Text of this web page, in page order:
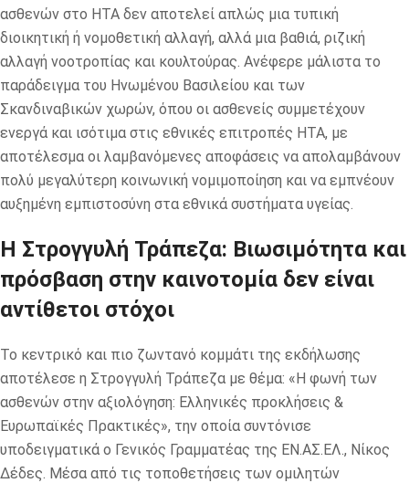
ασθενών στο ΗΤΑ δεν αποτελεί απλώς μια τυπική
διοικητική ή νομοθετική αλλαγή, αλλά μια βαθιά, ριζική
αλλαγή νοοτροπίας και κουλτούρας. Ανέφερε μάλιστα το
παράδειγμα του Ηνωμένου Βασιλείου και των
Σκανδιναβικών χωρών, όπου οι ασθενείς συμμετέχουν
ενεργά και ισότιμα στις εθνικές επιτροπές ΗΤΑ, με
αποτέλεσμα οι λαμβανόμενες αποφάσεις να απολαμβάνουν
πολύ μεγαλύτερη κοινωνική νομιμοποίηση και να εμπνέουν
αυξημένη εμπιστοσύνη στα εθνικά συστήματα υγείας.
Η Στρογγυλή Τράπεζα: Βιωσιμότητα και
πρόσβαση στην καινοτομία δεν είναι
αντίθετοι στόχοι
Το κεντρικό και πιο ζωντανό κομμάτι της εκδήλωσης
αποτέλεσε η Στρογγυλή Τράπεζα με θέμα: «Η φωνή των
ασθενών στην αξιολόγηση: Ελληνικές προκλήσεις &
Ευρωπαϊκές Πρακτικές», την οποία συντόνισε
υποδειγματικά ο Γενικός Γραμματέας της ΕΝ.ΑΣ.ΕΛ., Νίκος
Δέδες. Μέσα από τις τοποθετήσεις των ομιλητών